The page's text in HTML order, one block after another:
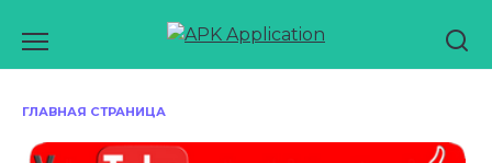
содержанию
ГЛАВНАЯ СТРАНИЦА